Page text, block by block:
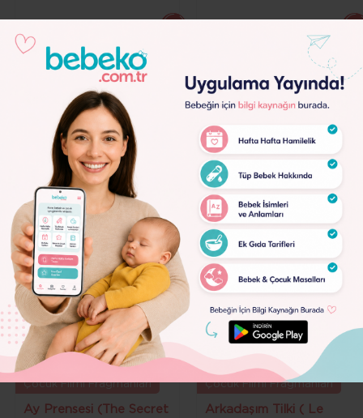
Lorem
Ipsum
Dolor
Lorem
Ipsum
Dolor
Çocuk Filmi Fragmanları
Star Wars 1 Fragman
Çocuk Filmi Fragmanları
Alis Harikalar Diyarında
Aynanın İçinden
Fragman
Çocuk Filmi Fragmanları
Ay Prensesi (The Secret
Çocuk Filmi Fragmanları
Arkadaşım Tilki ( Le